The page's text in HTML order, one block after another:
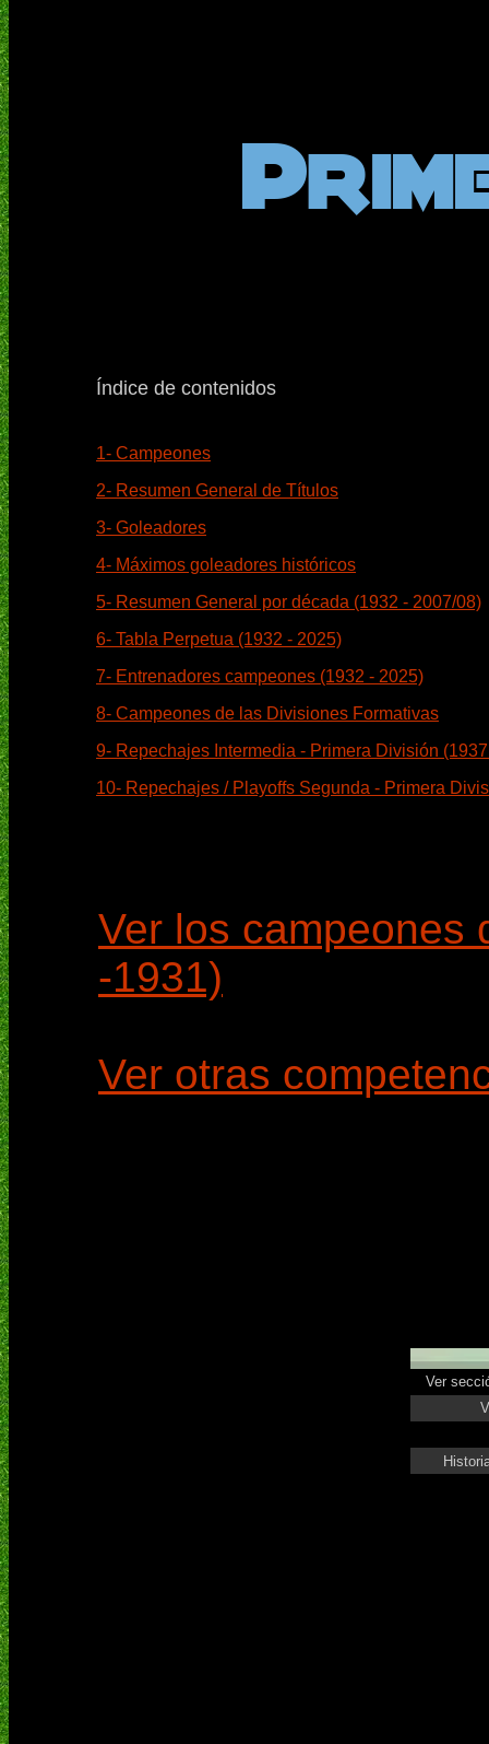
Índice de contenidos
1- Campeones
2- Resumen General de Títulos
3- Goleadores
4- Máximos goleadores históricos
5- Resumen General por década (1932 - 2007/08)
6- Tabla Perpetua (1932 - 2025)
7- Entrenadores campeones (1932 - 2025)
8- Campeones de las Divisiones Formativas
9- Repechajes Intermedia - Primera División
10- Repechajes / Playoffs Segunda - Primera
Ver los campeones
-1931)
Ver otras
Ver